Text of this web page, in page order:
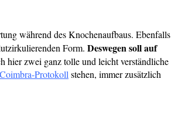
während des Knochenaufbaus. Ebenfalls
Form. Deswegen soll auf
hier zwei ganz tolle und leicht verständliche
Coimbra-Protokoll stehen, immer zusätzlich